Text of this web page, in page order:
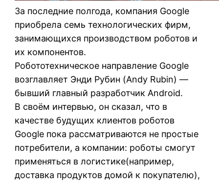
За последние полгода, компания Google
приобрела семь технологических фирм,
занимающихся производством роботов и
их компонентов.
Робототехническое направление Google
возглавляет Энди Рубин (Andy Rubin) —
бывший главный разработчик Android.
В своём интервью, он сказал, что в
качестве будущих клиентов роботов
Google пока рассматриваются не простые
потребители, а компании: роботы смогут
применяться в логистике(например,
доставка продуктов домой к покупателю),